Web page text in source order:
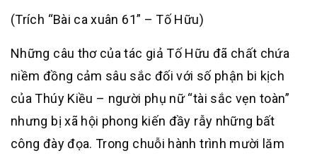
(Trích “Bài ca xuân 61” – Tố Hữu)
Những câu thơ của tác giả Tố Hữu đã chất chứa
niềm đồng cảm sâu sắc đối với số phận bi kịch
của Thúy Kiều – người phụ nữ “tài sắc vẹn toàn”
nhưng bị xã hội phong kiến đầy rẫy những bất
công đày đọa. Trong chuỗi hành trình mười lăm